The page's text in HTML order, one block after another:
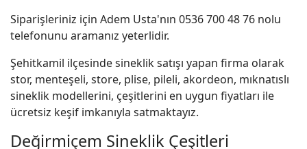
Siparişleriniz için Adem Usta'nın 0536 700 48 76 nolu
telefonunu aramanız yeterlidir.
Şehitkamil ilçesinde sineklik satışı yapan firma olarak
stor, menteşeli, store, plise, pileli, akordeon, mıknatıslı
sineklik modellerini, çeşitlerini en uygun fiyatları ile
ücretsiz keşif imkanıyla satmaktayız.
Değirmiçem Sineklik Çeşitleri